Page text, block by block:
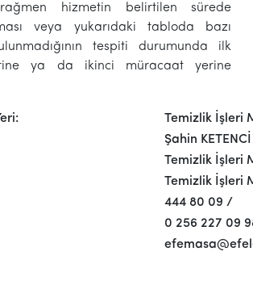
rağmen hizmetin belirtilen sürede
veya yukarıdaki tabloda bazı
tespiti durumunda ilk
ya da ikinci müracaat yerine
Temizlik İşleri
Şahin KETENCİ
Temizlik İşleri
Temizlik İşleri
444 80 09 /
0 256 227 09